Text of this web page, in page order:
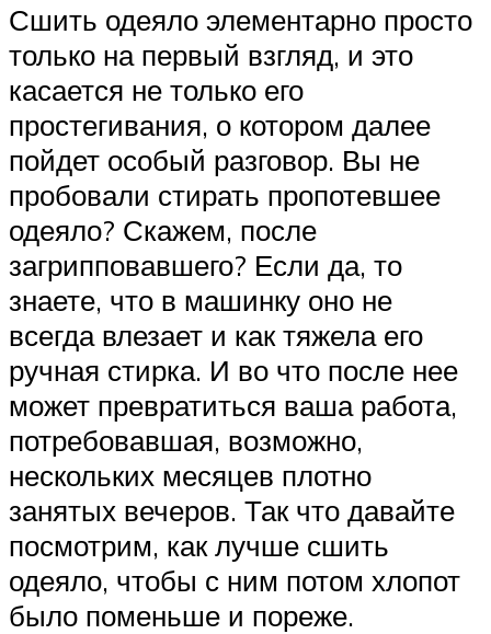
Сшить одеяло элементарно просто
только на первый взгляд, и это
касается не только его
простегивания, о котором далее
пойдет особый разговор. Вы не
пробовали стирать пропотевшее
одеяло? Скажем, после
загрипповавшего? Если да, то
знаете, что в машинку оно не
всегда влезает и как тяжела его
ручная стирка. И во что после нее
может превратиться ваша работа,
потребовавшая, возможно,
нескольких месяцев плотно
занятых вечеров. Так что давайте
посмотрим, как лучше сшить
одеяло, чтобы с ним потом хлопот
было поменьше и пореже.